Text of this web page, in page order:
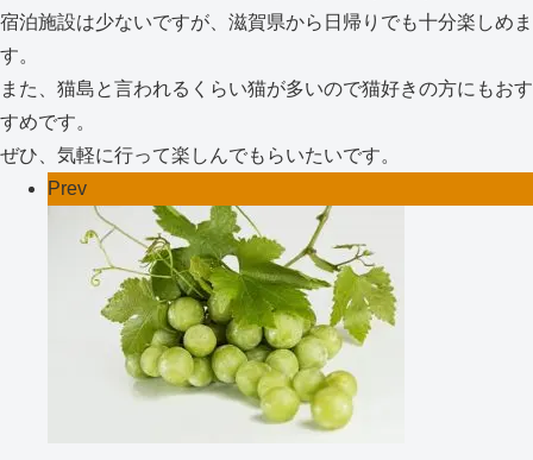
宿泊施設は少ないですが、滋賀県から日帰りでも十分楽しめま
す。
また、猫島と言われるくらい猫が多いので猫好きの方にもおす
すめです。
ぜひ、気軽に行って楽しんでもらいたいです。
Prev